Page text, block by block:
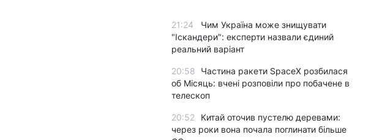
21:24
Чим Україна може знищувати
"Іскандери": експерти назвали єдиний
реальний варіант
20:58
Частина ракети SpaceX розбилася
об Місяць: вчені розповіли про побачене в
телескоп
20:52
Китай оточив пустелю деревами:
через роки вона почала поглинати більше